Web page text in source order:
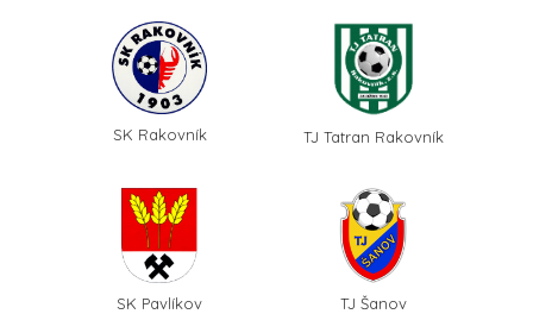
SK Rakovník TJ Tatran Rakovník
SK Pavlíkov TJ Šanov